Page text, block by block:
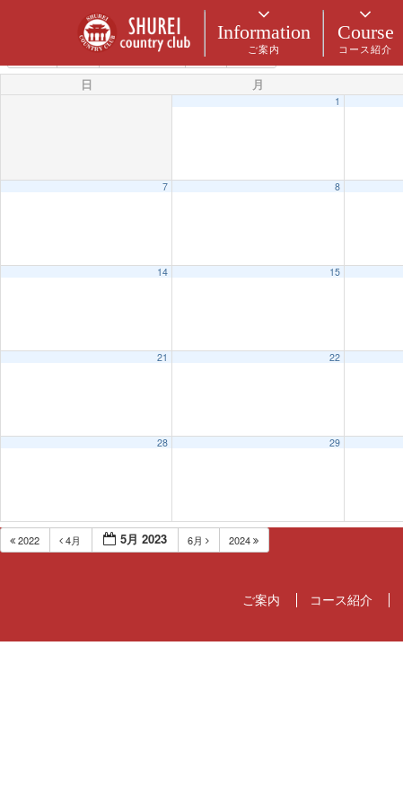
Information
ご案内
Course
コース紹介
カテゴリー
5月 2023 6月 2024
日 月
1
7 8
14 15
21 22
28 29
2022 4月 5月 2023 6月 2024
ご案内 コース紹介